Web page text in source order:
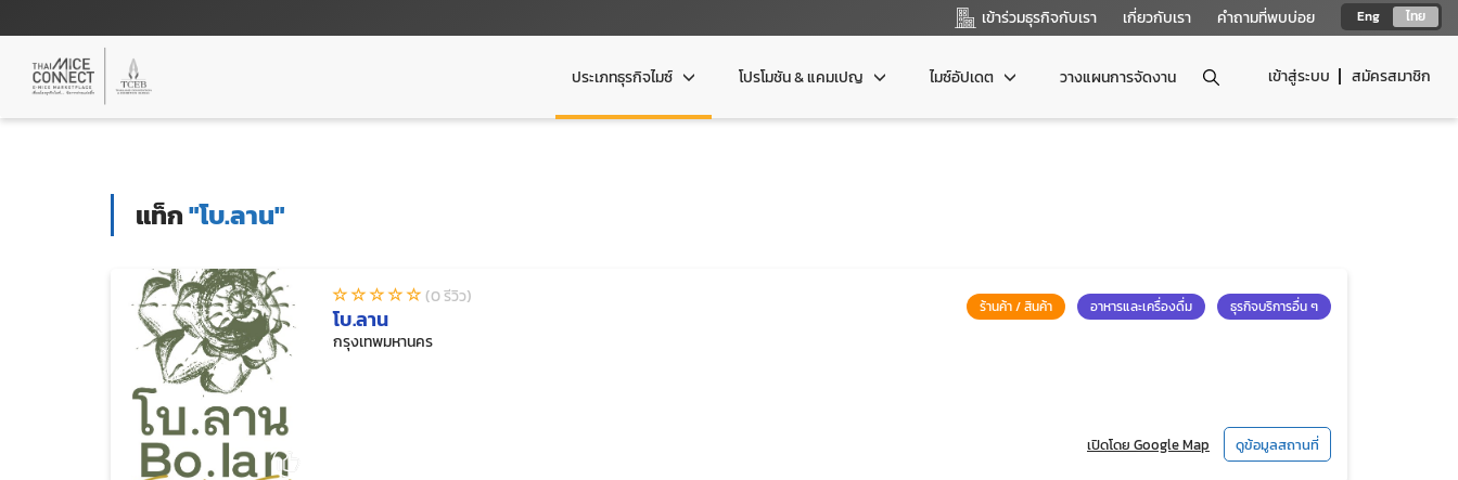
Eng ไทย
เข้าร่วมธุรกิจกับเรา เกี่ยวกับเรา คำถามที่พบบ่อย
เข้าสู่ระบบ สมัครสมาชิก
ประเภทธุรกิจไมซ์ โปรโมชัน & แคมเปญ ไมซ์อัปเดต วางแผนการจัดงาน
แท็ก"โบ.ลาน"
(0 รีวิว)
โบ.ลาน
กรุงเทพมหานคร
ร้านค้า / สินค้า อาหารและเครื่องดื่ม ธุรกิจบริการอื่น ๆ
เปิดโดย Google Map ดูข้อมูลสถานที่